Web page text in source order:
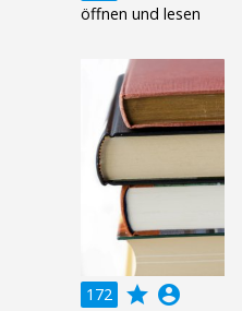
öffnen und lesen
172 grade account_circle